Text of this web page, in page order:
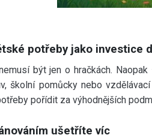
potřeby jako investice
být jen o hračkách.
školní pomůcky nebo
pořídit za výhodnějších
ušetříte víc